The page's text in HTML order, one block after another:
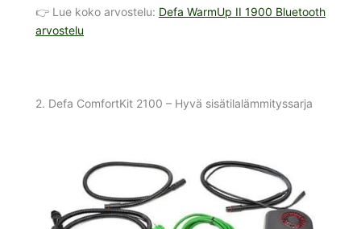
👉 Lue koko arvostelu: Defa WarmUp II 1900 Bluetooth
arvostelu
2. Defa ComfortKit 2100 – Hyvä sisätilalämmityssarja